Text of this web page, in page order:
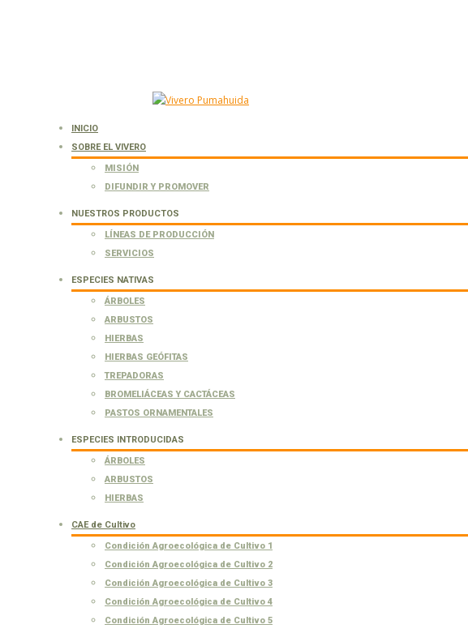
INICIO
SOBRE EL VIVERO
MISIÓN
DIFUNDIR Y PROMOVER
NUESTROS PRODUCTOS
LÍNEAS DE PRODUCCIÓN
SERVICIOS
ESPECIES NATIVAS
ÁRBOLES
ARBUSTOS
HIERBAS
HIERBAS GEÓFITAS
TREPADORAS
BROMELIÁCEAS Y CACTÁCEAS
PASTOS ORNAMENTALES
ESPECIES INTRODUCIDAS
ÁRBOLES
ARBUSTOS
HIERBAS
CAE de Cultivo
Condición Agroecológica de Cultivo 1
Condición Agroecológica de Cultivo 2
Condición Agroecológica de Cultivo 3
Condición Agroecológica de Cultivo 4
Condición Agroecológica de Cultivo 5